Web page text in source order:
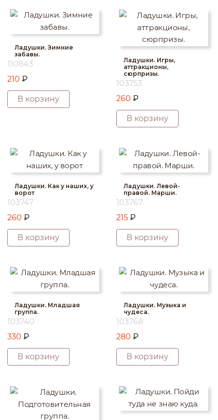
Ладушки. Зимние
забавы.
110843
210 ₽
В корзину
Ладушки. Игры,
аттракционы,
сюрпризы.
103753
260 ₽
В корзину
Ладушки. Как у наших, у
ворот
103747
260 ₽
В корзину
Ладушки. Левой-
правой. Марши.
103767
215 ₽
В корзину
Ладушки. Младшая
группа.
103740
330 ₽
В корзину
Ладушки. Музыка и
чудеса.
103768
280 ₽
В корзину